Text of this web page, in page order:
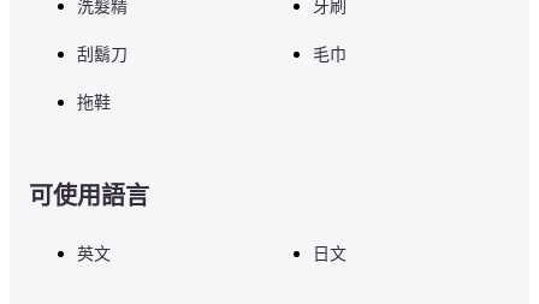
洗髮精 牙刷
刮鬍刀 毛巾
拖鞋
可使用語言
英文 日文